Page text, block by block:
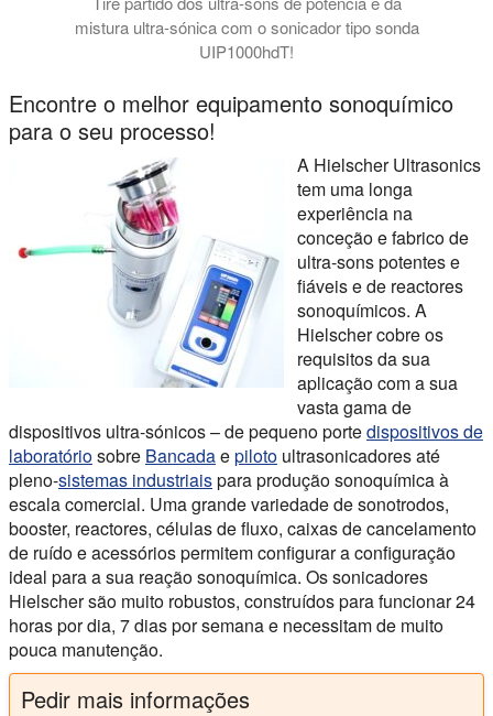
mistura ultra-sónica com o sonicador tipo sonda
UIP1000hdT!
Encontre o melhor equipamento sonoquímico
para o seu processo!
A Hielscher Ultrasonics
tem uma longa
experiência na
conceção e fabrico de
ultra-sons potentes e
fiáveis e de reactores
sonoquímicos. A
Hielscher cobre os
requisitos da sua
aplicação com a sua
vasta gama de
dispositivos ultra-sónicos – de pequeno portedispositivos de
laboratóriosobre Bancadaepiloto ultrasonicadores até
pleno-sistemas industriaispara produção sonoquímica à
escala comercial. Uma grande variedade de sonotrodos,
booster, reactores, células de fluxo, caixas de cancelamento
de ruído e acessórios permitem configurar a configuração
ideal para a sua reação sonoquímica. Os sonicadores
Hielscher são muito robustos, construídos para funcionar 24
horas por dia, 7 dias por semana e necessitam de muito
pouca manutenção.
Pedir mais informações